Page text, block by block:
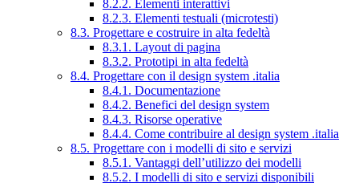
8.2.2. Elementi interattivi
8.2.3. Elementi testuali (microtesti)
8.3. Progettare e costruire in alta fedeltà
8.3.1. Layout di pagina
8.3.2. Prototipi in alta fedeltà
8.4. Progettare con il design system .italia
8.4.1. Documentazione
8.4.2. Benefici del design system
8.4.3. Risorse operative
8.4.4. Come contribuire al design system .italia
8.5. Progettare con i modelli di sito e servizi
8.5.1. Vantaggi dell’utilizzo dei modelli
8.5.2. I modelli di sito e servizi disponibili